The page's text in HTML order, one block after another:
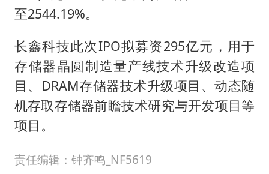
至2544.19%。
长鑫科技此次IPO拟募资295亿元，用于
存储器晶圆制造量产线技术升级改造项
目、DRAM存储器技术升级项目、动态随
机存取存储器前瞻技术研究与开发项目等
项目。
责任编辑：钟齐鸣_NF5619